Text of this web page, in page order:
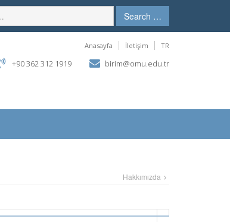
Search …
Anasayfa İletişim TR
+90 362 312 1919 birim@omu.edu.tr
Hakkımızda